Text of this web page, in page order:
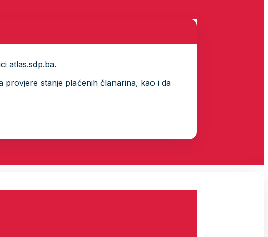
atlas.sdp.ba.
stanje plaćenih članarina, kao i da